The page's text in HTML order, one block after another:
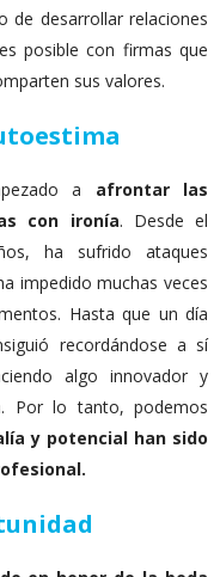
de desarrollar relaciones
posible con firmas que
sus valores.
a afrontar las
con ironía. Desde el
ha sufrido ataques
impedido muchas veces
Hasta que un día
recordándose a sí
algo innovador y
Por lo tanto, podemos
y potencial han sido